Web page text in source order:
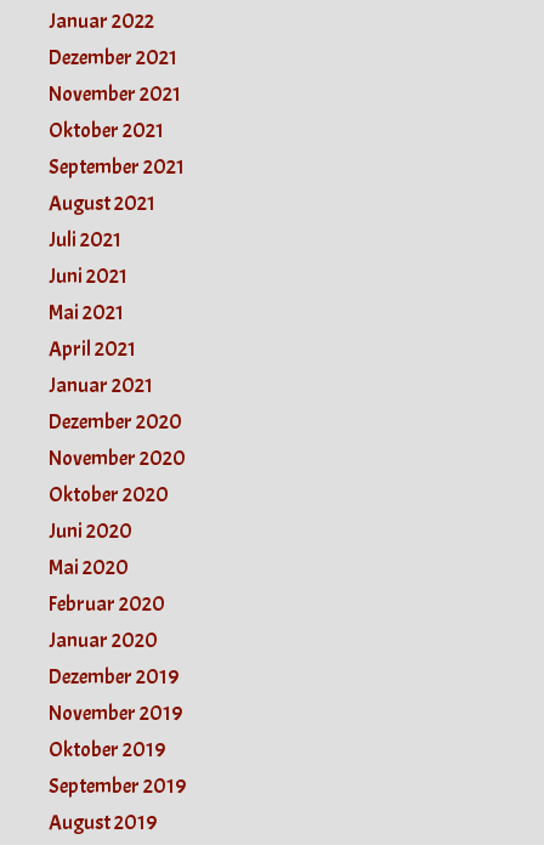
Januar 2022
Dezember 2021
November 2021
Oktober 2021
September 2021
August 2021
Juli 2021
Juni 2021
Mai 2021
April 2021
Januar 2021
Dezember 2020
November 2020
Oktober 2020
Juni 2020
Mai 2020
Februar 2020
Januar 2020
Dezember 2019
November 2019
Oktober 2019
September 2019
August 2019